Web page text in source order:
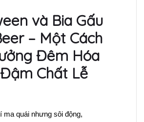
và Bia Gấu
– Một Cách
Đêm Hóa
Chất Lễ
ma quái nhưng sôi động,